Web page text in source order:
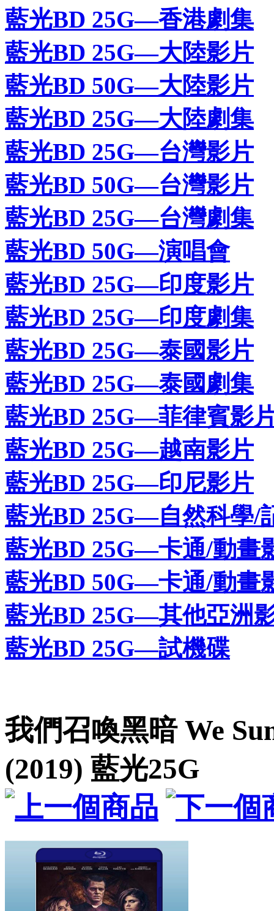
藍光BD 25G—香港劇集
藍光BD 25G—大陸影片
藍光BD 50G—大陸影片
藍光BD 25G—大陸劇集
藍光BD 25G—台灣影片
藍光BD 50G—台灣影片
藍光BD 25G—台灣劇集
藍光BD 50G—演唱會
藍光BD 25G—印度影片
藍光BD 25G—印度劇集
藍光BD 25G—泰國影片
藍光BD 25G—泰國劇集
藍光BD 25G—菲律賓影
藍光BD 25G—越南影片
藍光BD 25G—印尼影片
藍光BD 25G—自然科學/
藍光BD 25G—卡通/動畫
藍光BD 50G—卡通/動畫
藍光BD 25G—其他亞洲
藍光BD 25G—試機碟
我們召喚黑暗 We
(2019) 藍光25G